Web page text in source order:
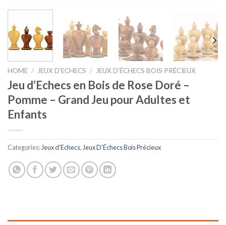
HOME / JEUX D'ECHECS / JEUX D’ÉCHECS BOIS PRÉCIEUX
Jeu d’Echecs en Bois de Rose Doré –
Pomme – Grand Jeu pour Adultes et
Enfants
Categories:Jeux d'Echecs,Jeux D’Échecs Bois Précieux